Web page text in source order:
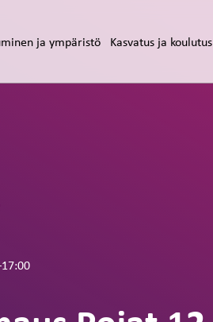
ja ympäristö Kasvatus ja koulutus
17:00